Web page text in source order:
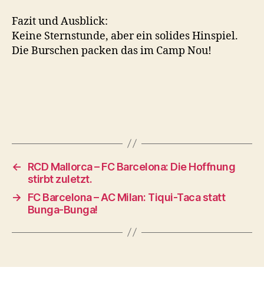
Fazit und Ausblick:
Keine Sternstunde, aber ein solides Hinspiel.
Die Burschen packen das im Camp Nou!
←
RCD Mallorca – FC Barcelona: Die Hoffnung
stirbt zuletzt.
→
FC Barcelona – AC Milan: Tiqui-Taca statt
Bunga-Bunga!